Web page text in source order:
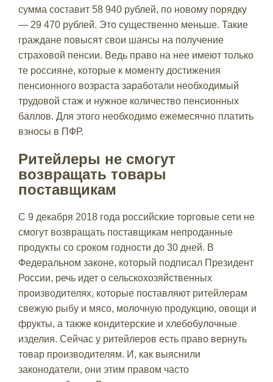
сумма составит 58 940 рублей, по новому порядку
— 29 470 рублей. Это существенно меньше. Такие
граждане повысят свои шансы на получение
страховой пенсии. Ведь право на нее имеют только
те россияне, которые к моменту достижения
пенсионного возраста заработали необходимый
трудовой стаж и нужное количество пенсионных
баллов. Для этого необходимо ежемесячно платить
взносы в ПФР.
Ритейлеры не смогут
возвращать товары
поставщикам
С 9 декабря 2018 года российские торговые сети не
смогут возвращать поставщикам непроданные
продукты со сроком годности до 30 дней. В
Федеральном законе, который подписал Президент
России, речь идет о сельскохозяйственных
производителях, которые поставляют ритейлерам
свежую рыбу и мясо, молочную продукцию, овощи и
фрукты, а также кондитерские и хлебобулочные
изделия. Сейчас у ритейлеров есть право вернуть
товар производителям. И, как выяснили
законодатели, они этим правом часто